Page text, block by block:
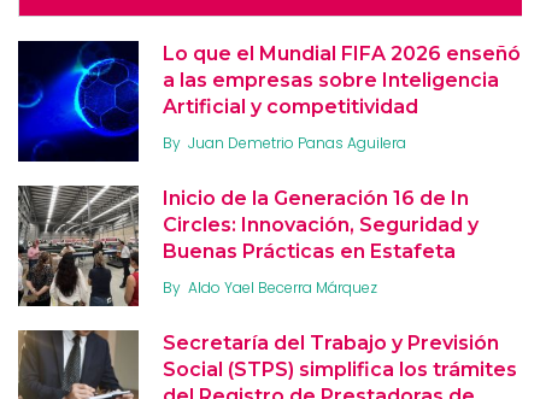
Lo que el Mundial FIFA 2026 enseñó
a las empresas sobre Inteligencia
Artificial y competitividad
By Juan Demetrio Panas Aguilera
Inicio de la Generación 16 de In
Circles: Innovación, Seguridad y
Buenas Prácticas en Estafeta
By Aldo Yael Becerra Márquez
Secretaría del Trabajo y Previsión
Social (STPS) simplifica los trámites